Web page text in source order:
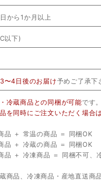
から1か月以上
以下)
〜4日後のお届け予めご了承下
冷蔵商品との同梱が可能です。
を同時にご注文いただく場合
品 ＋ 常温の商品 ＝ 同梱OK
品 ＋ 冷蔵の商品 ＝ 同梱OK
品 ＋ 冷凍商品 ＝ 同梱不可、
商品、冷凍商品・産地直送商